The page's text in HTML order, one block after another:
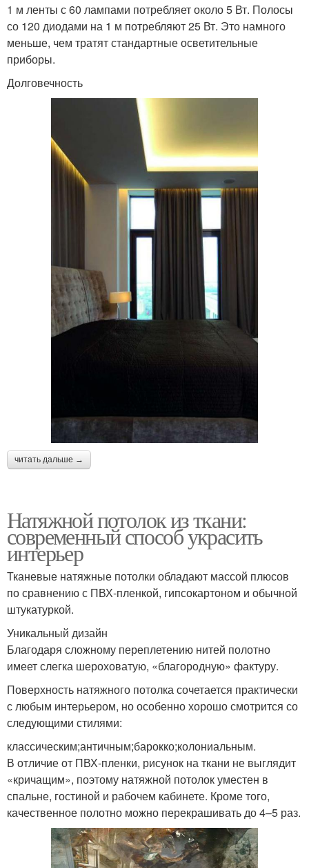
1 м ленты с 60 лампами потребляет около 5 Вт. Полосы
со 120 диодами на 1 м потребляют 25 Вт. Это намного
меньше, чем тратят стандартные осветительные
приборы.
Долговечность
читать дальше →
Натяжной потолок из ткани:
современный способ украсить
интерьер
Тканевые натяжные потолки обладают массой плюсов
по сравнению с ПВХ-пленкой, гипсокартоном и обычной
штукатуркой.
Уникальный дизайн
Благодаря сложному переплетению нитей полотно
имеет слегка шероховатую, «благородную» фактуру.
Поверхность натяжного потолка сочетается практически
с любым интерьером, но особенно хорошо смотрится со
следующими стилями:
классическим;античным;барокко;колониальным.
В отличие от ПВХ-пленки, рисунок на ткани не выглядит
«кричащим», поэтому натяжной потолок уместен в
спальне, гостиной и рабочем кабинете. Кроме того,
качественное полотно можно перекрашивать до 4–5 раз.